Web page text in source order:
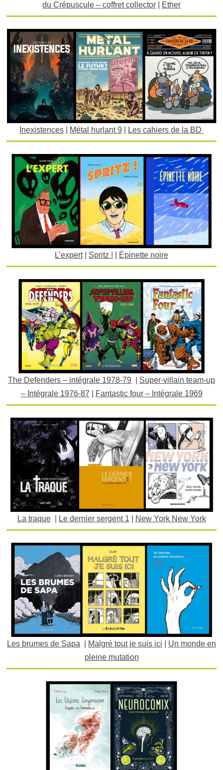
du Crépuscule – coffret collector
Ether
Inexistences Métal hurlant 9 Les cahiers de la BD
L’expert| Spritz ! Épinette noire
The Defenders – intégrale 1978-79
Super-villain team-up
– Intégrale 1976-87
Fantastic four – Intégrale 1969
La traque| Le dernier sergent 1 New York New York
Les brumes de Sapa Malgré tout je suis ici
Un monde en
pleine mutation